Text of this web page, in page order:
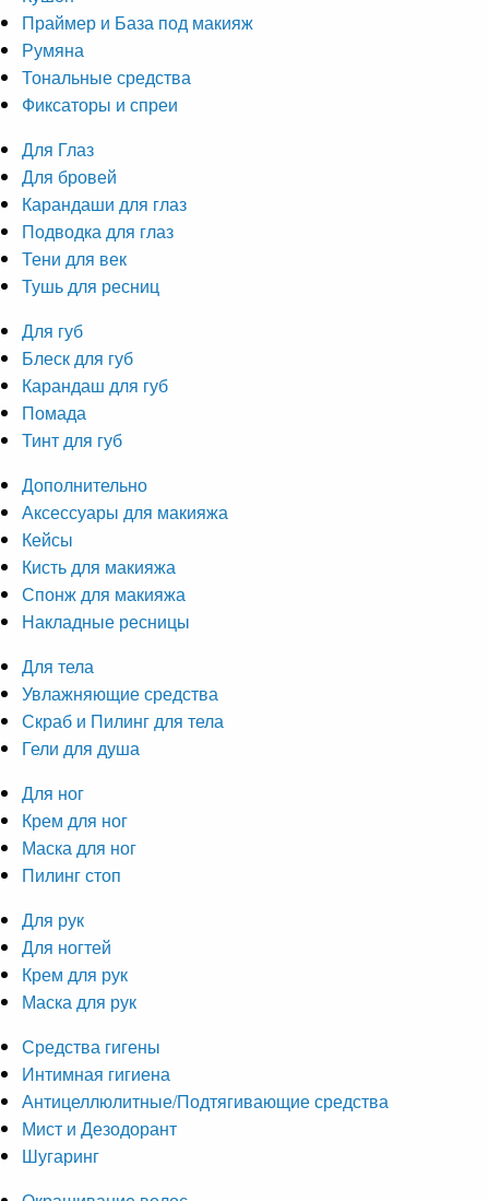
Праймер и База под макияж
Румяна
Тональные средства
Фиксаторы и спреи
Для Глаз
Для бровей
Карандаши для глаз
Подводка для глаз
Тени для век
Тушь для ресниц
Для губ
Блеск для губ
Карандаш для губ
Помада
Тинт для губ
Дополнительно
Аксессуары для макияжа
Кейсы
Кисть для макияжа
Спонж для макияжа
Накладные ресницы
Для тела
Увлажняющие средства
Скраб и Пилинг для тела
Гели для душа
Для ног
Крем для ног
Маска для ног
Пилинг стоп
Для рук
Для ногтей
Крем для рук
Маска для рук
Средства гигены
Интимная гигиена
Антицеллюлитные/Подтягивающие средства
Мист и Дезодорант
Шугаринг